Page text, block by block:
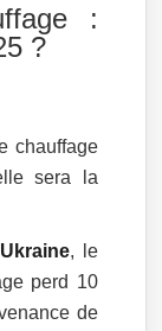
:
?
chauffage
sera la
, le
perd 10
de